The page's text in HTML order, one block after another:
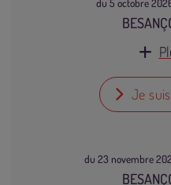
du 5 octobre
Je
du 23 novembre